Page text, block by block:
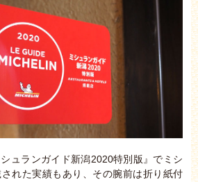
ュランガイド新潟2020特別版』でミシ
れた実績もあり、その腕前は折り紙付